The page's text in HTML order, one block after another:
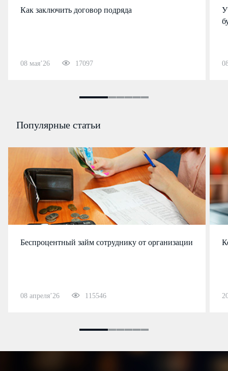
Как заключить договор подряда
08 мая’26 17097
Популярные статьи
Беспроцентный займ сотруднику от организации
08 апреля’26 115546